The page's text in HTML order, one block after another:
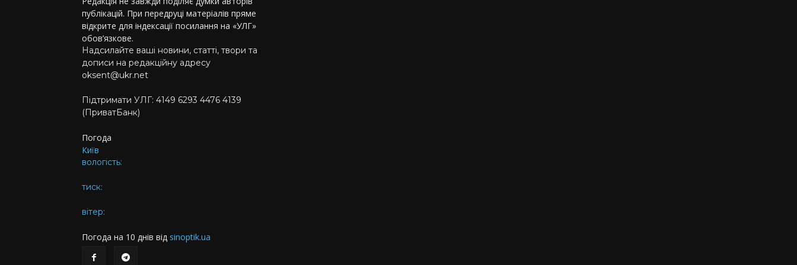
публікацій. При передруці матеріалів пряме
відкрите для індексації посилання на «УЛГ»
обов’язкове.
Надсилайте ваші новини, статті, твори та
дописи на редакційну адресу
oksent@ukr.net
Підтримати УЛГ: 4149 6293 4476 4139
(ПриватБанк)
Погода
Київ
вологість:
тиск:
вітер:
Погода на 10 днів від sinoptik.ua